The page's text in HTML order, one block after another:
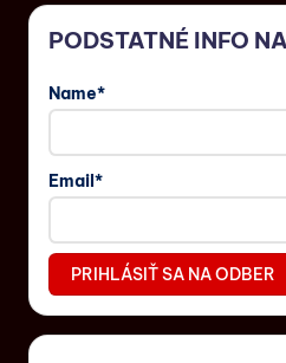
PODSTATNÉ INFO
Name*
Email*